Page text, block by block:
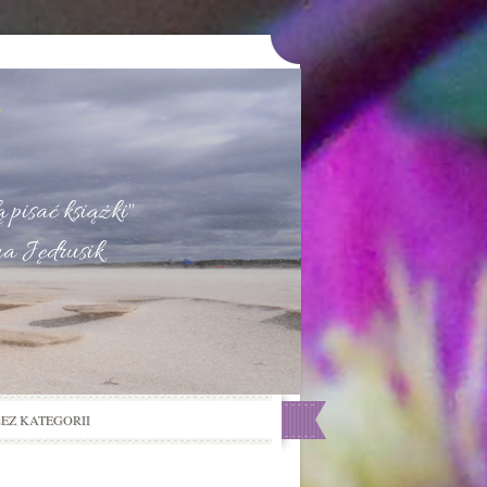
pisać książki"
Jędrusik
KATEGORII